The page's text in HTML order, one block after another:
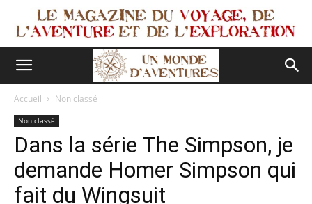
Accueil Non classé
Non classé
Dans la série The Simpson, je
demande Homer Simpson qui
fait du Wingsuit